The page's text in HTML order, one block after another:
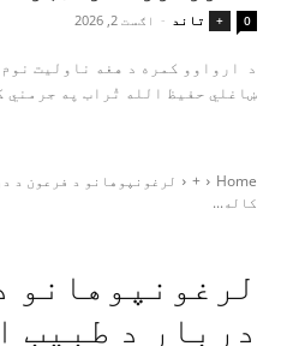
+ تاند - اګست 2, 2026 0
د ارواوو کمره د هغه ناولیت
ښاغلي حفیظ الله تُراب په جرمني